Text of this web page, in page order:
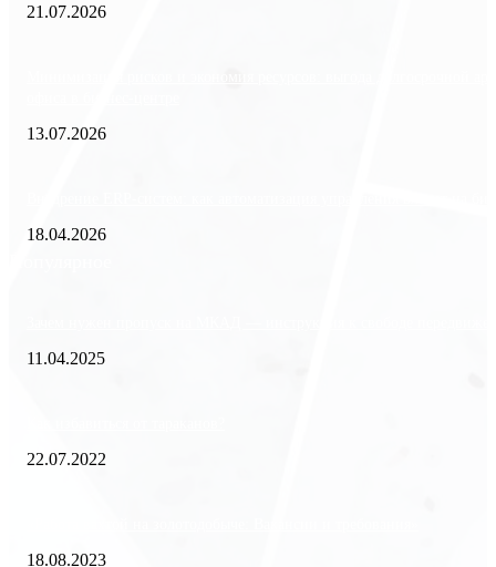
21.07.2026
13.07.2026
18.04.2026
11.04.2025
22.07.2022
18.08.2023